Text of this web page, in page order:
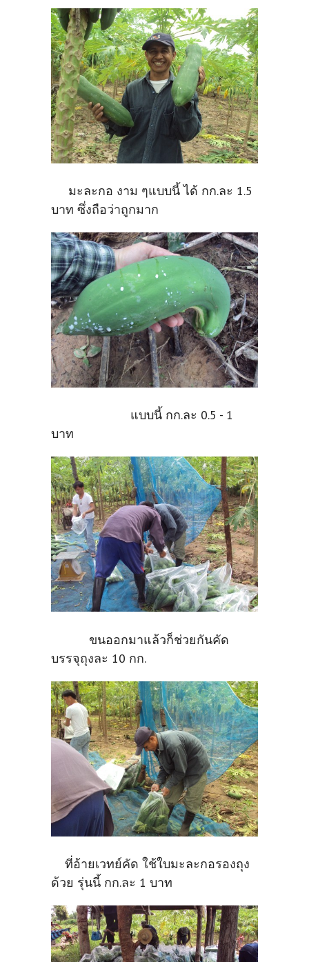
มะละกอ งาม ๆแบบนี้ ได้ กก.ละ 1.5
บาท ซึ่งถือว่าถูกมาก
แบบนี้ กก.ละ 0.5 - 1
บาท
ขนออกมาแล้วก็ช่วยกันคัด
บรรจุถุงละ 10 กก.
ที่อ้ายเวทย์คัด ใช้ใบมะละกอรองถุง
ด้วย รุ่นนี้ กก.ละ 1 บาท